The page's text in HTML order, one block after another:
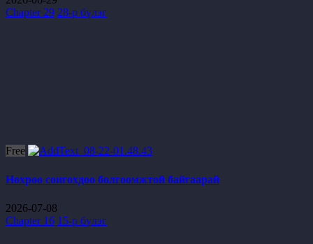
Chapter 29 28-р бүлэг
Free
Нөхрөө сонгохдоо болгоомжтой байгаарай
2026-07-08
Chapter 16 15-р бүлэг